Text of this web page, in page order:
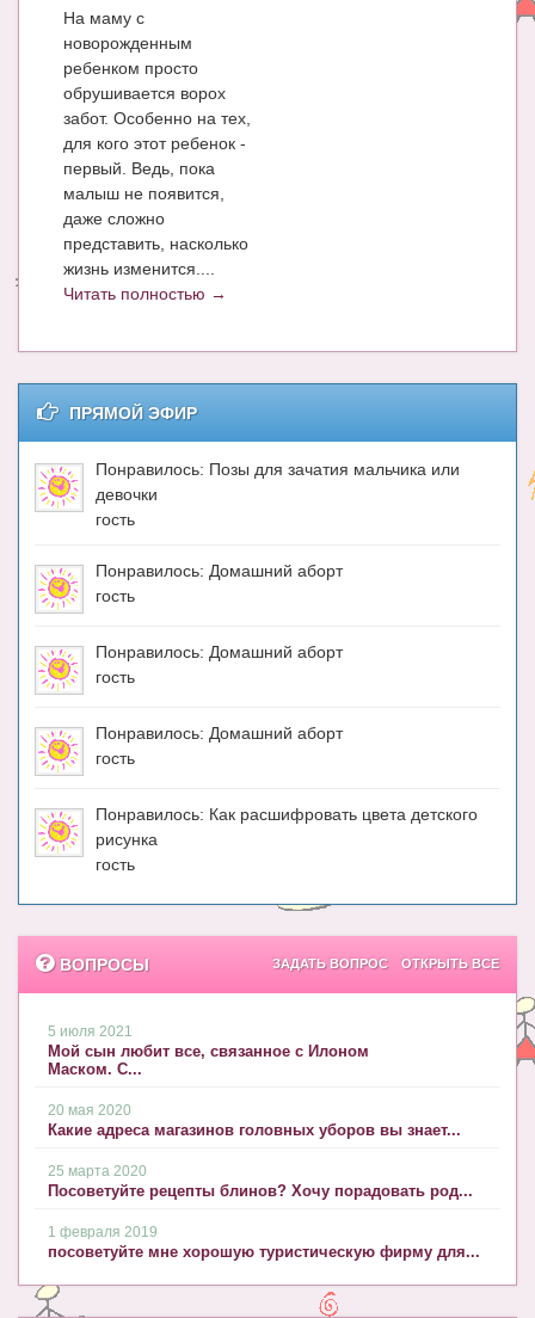
МОДА И КРАСОТА
КОНКУРСЫ
СООБЩЕСТВА
БЛОГИ
БЕРЕМЕННОСТЬ
Календарь беременности
Энциклопедия
Имена. Святцы
Энциклопедия беременных
Мамина энциклопедия
СЕРВИСЫ И ПРИЛОЖЕНИЯ
Сервис. Оценка роста и веса ребенка
Приложения для Android
Полезные ссылки
Опросы
НОВОСТИ ЛОПОТУНА
О проекте
На маму с
новорожденным
ребенком просто
обрушивается ворох
забот. Особенно на тех,
для кого этот ребенок -
первый. Ведь, пока
малыш не появится,
даже сложно
представить, насколько
жизнь изменится....
Читать полностью →
ПРЯМОЙ ЭФИР
Понравилось: Позы для зачатия мальчика или
девочки
гость
Понравилось: Домашний аборт
гость
Понравилось: Домашний аборт
гость
Понравилось: Домашний аборт
гость
Понравилось: Как расшифровать цвета детского
рисунка
гость
ВОПРОСЫ ОТКРЫТЬ ВСЕ
ЗАДАТЬ ВОПРОС
5 июля 2021
Мой сын любит все, связанное с Илоном
Маском. С...
20 мая 2020
Какие адреса магазинов головных уборов вы знает...
25 марта 2020
Посоветуйте рецепты блинов? Хочу порадовать род...
1 февраля 2019
посоветуйте мне хорошую туристическую фирму для...